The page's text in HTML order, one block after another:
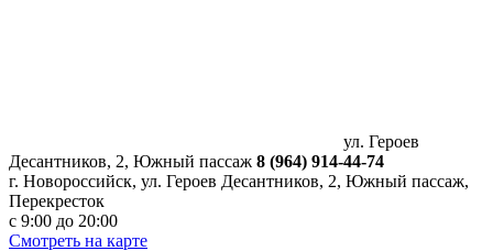
ул. Героев
Десантников, 2, Южный пассаж 8 (964) 914-44-74
г. Новороссийск, ул. Героев Десантников, 2, Южный пассаж,
Перекресток
с 9:00 до 20:00
Смотреть на карте